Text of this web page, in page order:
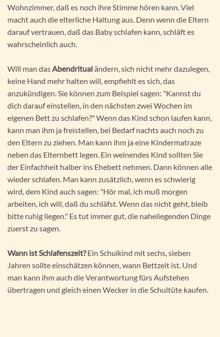
Wohnzimmer, daß es noch ihre Stimme hören kann. Viel
macht auch die elterliche Haltung aus. Denn wenn die Eltern
darauf vertrauen, daß das Baby schlafen kann, schläft es
wahrscheinlich auch.
Will man dasAbendritualändern, sich nicht mehr dazulegen,
keine Hand mehr halten will, empfiehlt es sich, das
anzukündigen. Sie können zum Beispiel sagen: "Kannst du
dich darauf einstellen, in den nächsten zwei Wochen im
eigenen Bett zu schlafen?" Wenn das Kind schon laufen kann,
kann man ihm ja freistellen, bei Bedarf nachts auch noch zu
den Eltern zu ziehen. Man kann ihm ja eine Kindermatraze
neben das Elternbett legen. Ein weinendes Kind sollten Sie
der Einfachheit halber ins Ehebett nehmen. Dann können alle
wieder schlafen. Man kann zusätzlich, wenn es schwierig
wird, dem Kind auch sagen: "Hör mal, ich muß morgen
arbeiten, ich will, daß du schläfst. Wenn das nicht geht, bleib
bitte ruhig liegen." Es tut immer gut, die naheliegenden Dinge
zuerst zu sagen.
Wann ist Schlafenszeit?Ein Schulkind mit sechs, sieben
Jahren sollte einschätzen können, wann Bettzeit ist. Und
man kann ihm auch die Verantwortung fürs Aufstehen
übertragen und gleich einen Wecker in die Schultüte kaufen.